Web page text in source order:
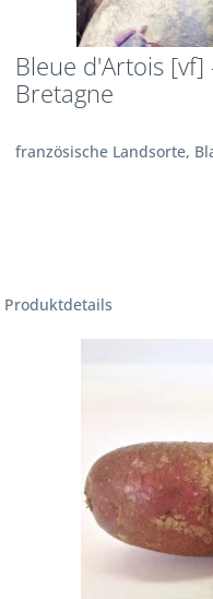
Bleue d'Artois
Bretagne
französische Landsorte,
Produktdetails